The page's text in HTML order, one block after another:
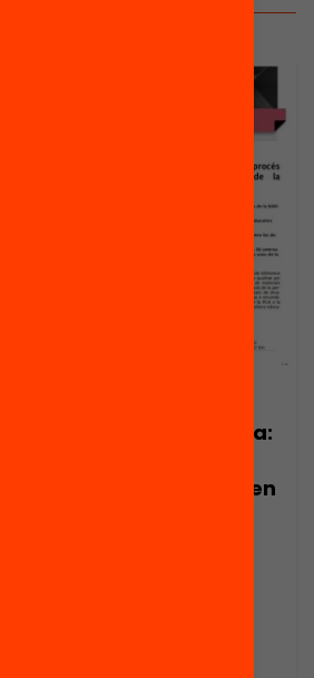
Nota de premsa:
educatius inicien